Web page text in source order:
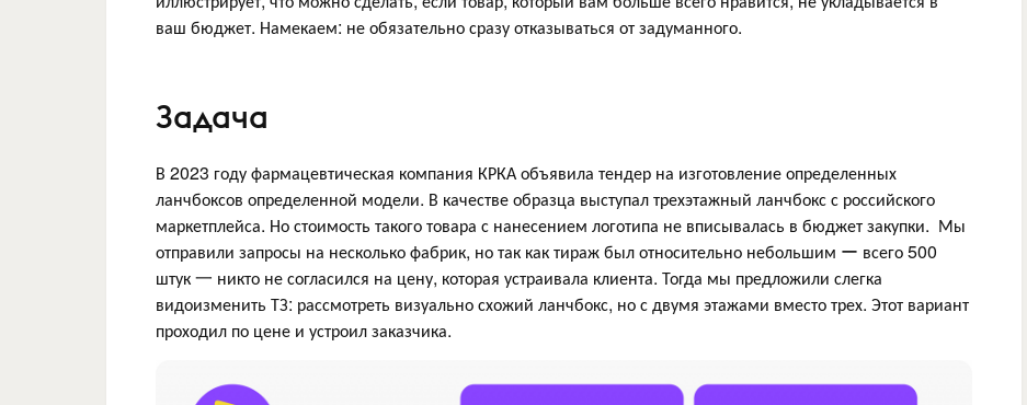
ваш бюджет. Намекаем: не обязательно сразу отказываться от задуманного.
Задача
В 2023 году фармацевтическая компания КРКА объявила тендер на изготовление определенных
ланчбоксов определенной модели. В качестве образца выступал трехэтажный ланчбокс с российского
маркетплейса. Но стоимость такого товара с нанесением логотипа не вписывалась в бюджет закупки. Мы
отправили запросы на несколько фабрик, но так как тираж был относительно небольшим ー всего 500
штук 一 никто не согласился на цену, которая устраивала клиента. Тогда мы предложили слегка
видоизменить ТЗ: рассмотреть визуально схожий ланчбокс, но с двумя этажами вместо трех. Этот вариант
проходил по цене и устроил заказчика.